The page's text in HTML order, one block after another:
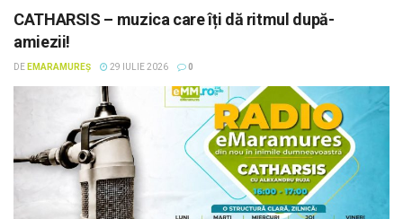
CATHARSIS – muzica care îți dă ritmul după-
amiezii!
DE EMARAMUREȘ 29 IULIE 2026 0